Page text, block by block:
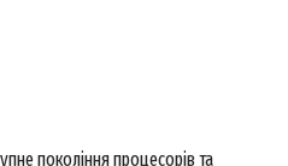
покоління процесорів та